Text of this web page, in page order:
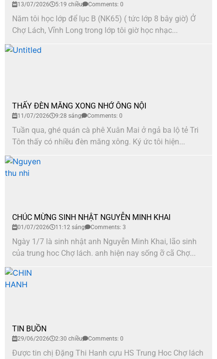
13/07/2026 5:19 chiều Comments: 0
Năm tôi học lớp để lục B (NK65) ( tức lớp 8 bây giờ) Ở
Chợ Lách, Vĩnh Long trong lớp tôi giờ học nhạc...
THẤY ĐÈN MĂNG XONG NHỚ ÔNG NỘI
11/07/2026 9:28 sáng Comments: 0
Tuần qua, ghé quán cà phê Xuân Mai ở ngả ba lộ tẻ Tri
Tôn thấy có nhiều đèn măng xông. Ký ức tôi hiện...
CHÚC MỪNG SINH NHẬT NGUYỄN MINH KHAI
01/07/2026 11:12 sáng Comments: 3
Ngày 1/7 là sinh nhật anh Nguyễn Minh Khai, lão sinh
của trung hoc Chợ lách. anh hiện nay sống ỡ cã Chợ...
TIN BUỒN
29/06/2026 2:30 chiều Comments: 0
Được tin chị Đặng Thi Hanh cựu HS Trung Hoc Chợ lách